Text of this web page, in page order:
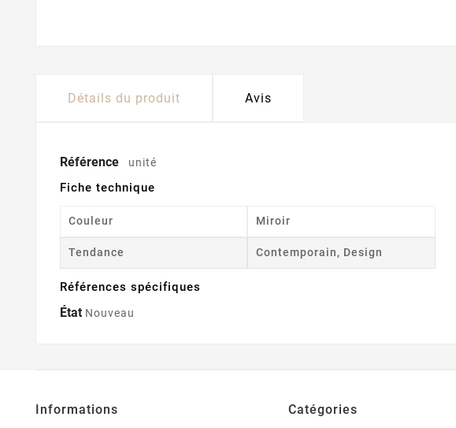
Détails du produit Avis
Référence unité
Fiche technique
Couleur Miroir
Tendance Contemporain, Design
Références spécifiques
État Nouveau
Informations Catégories